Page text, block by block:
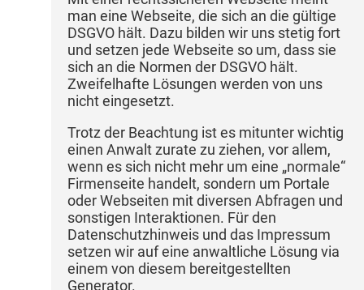
man eine Webseite, die sich an die gültige
DSGVO hält. Dazu bilden wir uns stetig fort
und setzen jede Webseite so um, dass sie
sich an die Normen der DSGVO hält.
Zweifelhafte Lösungen werden von uns
nicht eingesetzt.
Trotz der Beachtung ist es mitunter wichtig
einen Anwalt zurate zu ziehen, vor allem,
wenn es sich nicht mehr um eine „normale“
Firmenseite handelt, sondern um Portale
oder Webseiten mit diversen Abfragen und
sonstigen Interaktionen. Für den
Datenschutzhinweis und das Impressum
setzen wir auf eine anwaltliche Lösung via
einem von diesem bereitgestellten
Generator.